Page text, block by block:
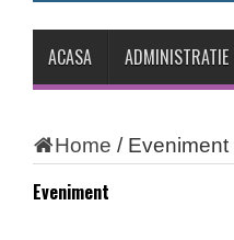
ACASA ADMINISTRATIE
Home / Eveniment
Eveniment